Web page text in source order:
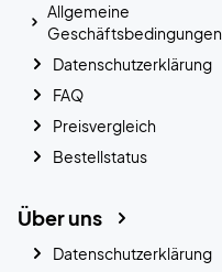
Allgemeine
Geschäftsbedingungen
Datenschutzerklärung
FAQ
Preisvergleich
Bestellstatus
Über uns
Datenschutzerklärung